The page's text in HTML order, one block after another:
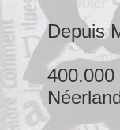
Depuis